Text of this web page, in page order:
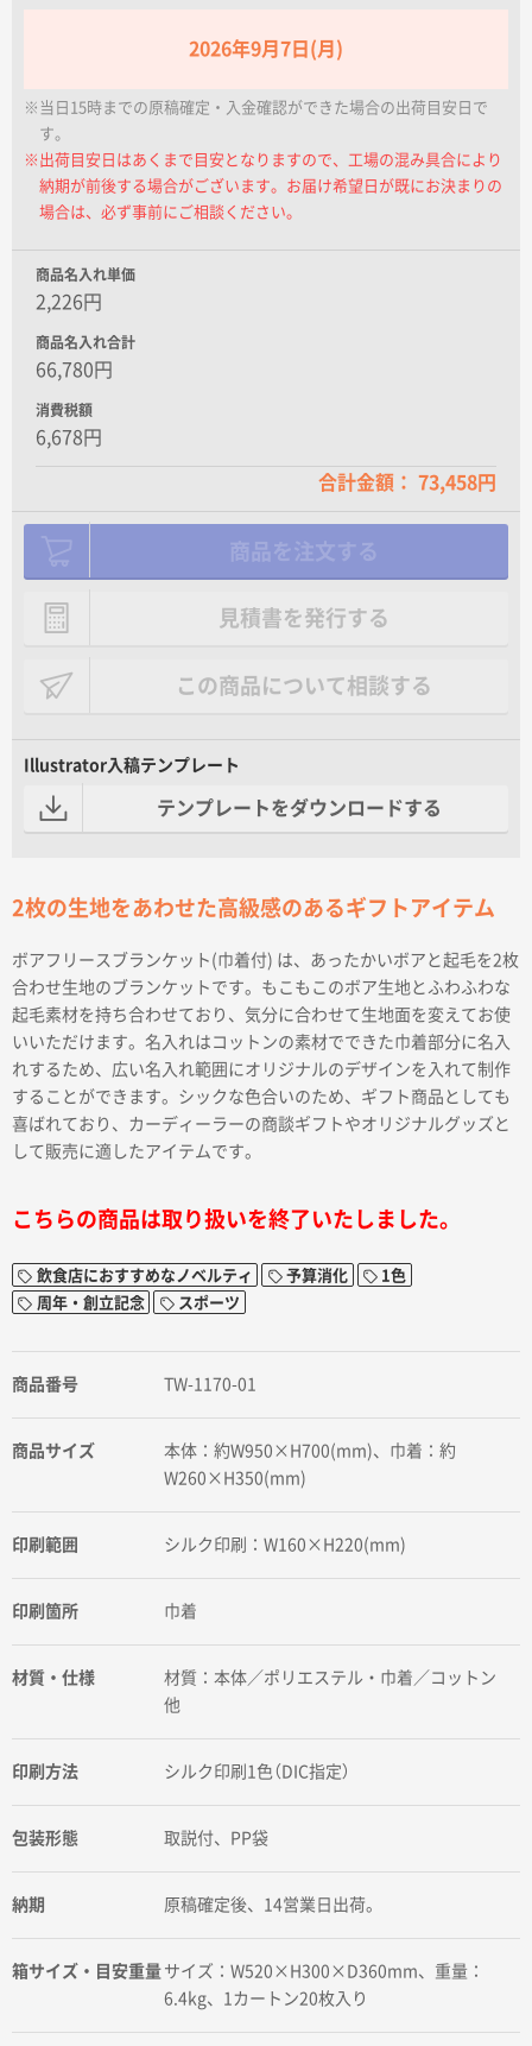
2026年9月7日(月)
※当日15時までの原稿確定・入金確認ができた場合の出荷目安日で
す。
※出荷目安日はあくまで目安となりますので、工場の混み具合により
納期が前後する場合がございます。お届け希望日が既にお決まりの
場合は、必ず事前にご相談ください。
商品名入れ単価
2,226円
商品名入れ合計
66,780円
消費税額
6,678円
合計金額： 73,458円
見積書を発行する
この商品について相談する
Illustrator入稿テンプレート
テンプレートをダウンロードする
2枚の生地をあわせた高級感のあるギフトアイテム
ボアフリースブランケット(巾着付) は、あったかいボアと起毛を2枚
合わせ生地のブランケットです。もこもこのボア生地とふわふわな
起毛素材を持ち合わせており、気分に合わせて生地面を変えてお使
いいただけます。名入れはコットンの素材でできた巾着部分に名入
れするため、広い名入れ範囲にオリジナルのデザインを入れて制作
することができます。シックな色合いのため、ギフト商品としても
喜ばれており、カーディーラーの商談ギフトやオリジナルグッズと
して販売に適したアイテムです。
こちらの商品は取り扱いを終了いたしました。
飲食店におすすめなノベルティ 予算消化
1色
周年・創立記念
スポーツ
商品番号 TW-1170-01
商品サイズ
本体：約W950×H700(mm)、巾着：約
W260×H350(mm)
印刷範囲 シルク印刷：W160×H220(mm)
印刷箇所 巾着
材質・仕様
材質：本体／ポリエステル・巾着／コットン
他
印刷方法 シルク印刷1色（DIC指定）
包装形態 取説付、PP袋
納期 原稿確定後、14営業日出荷。
箱サイズ・目安重量 サイズ：W520×H300×D360mm、重量：
6.4kg、1カートン20枚入り